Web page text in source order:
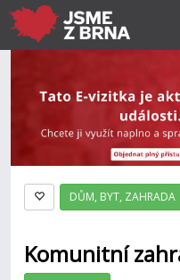
DŮM, BYT, ZAHRADA
Komunitní